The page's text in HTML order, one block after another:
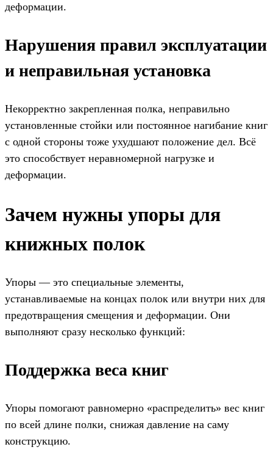
деформации.
Нарушения правил эксплуатации
и неправильная установка
Некорректно закрепленная полка, неправильно
установленные стойки или постоянное нагибание книг
с одной стороны тоже ухудшают положение дел. Всё
это способствует неравномерной нагрузке и
деформации.
Зачем нужны упоры для
книжных полок
Упоры — это специальные элементы,
устанавливаемые на концах полок или внутри них для
предотвращения смещения и деформации. Они
выполняют сразу несколько функций:
Поддержка веса книг
Упоры помогают равномерно «распределить» вес книг
по всей длине полки, снижая давление на саму
конструкцию.